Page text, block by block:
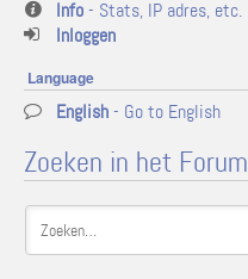
Info- Stats, IP adres, etc.
Inloggen
Language
English- Go to English
Zoeken in het Forum